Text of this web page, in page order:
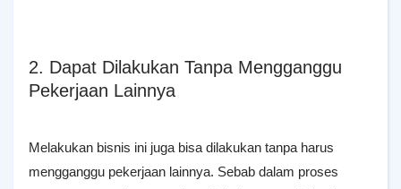
2. Dapat Dilakukan Tanpa Mengganggu
Pekerjaan Lainnya
Melakukan bisnis ini juga bisa dilakukan tanpa harus
mengganggu pekerjaan lainnya. Sebab dalam proses